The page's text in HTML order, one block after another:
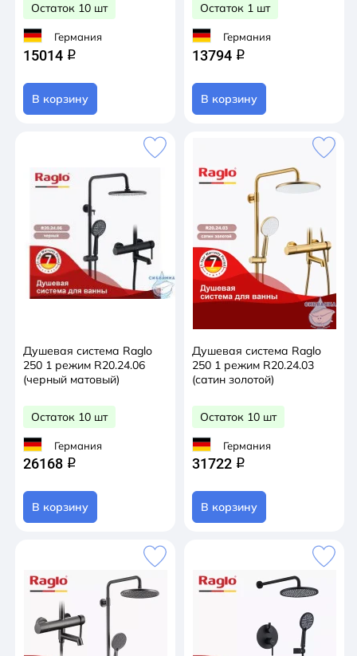
Остаток 10 шт
Германия
15014 q
В корзину
Остаток 1 шт
Германия
13794 q
В корзину
Душевая система Raglo
250 1 режим R20.24.06
(черный матовый)
Остаток 10 шт
Германия
26168 q
В корзину
Душевая система Raglo
250 1 режим R20.24.03
(сатин золотой)
Остаток 10 шт
Германия
31722 q
В корзину